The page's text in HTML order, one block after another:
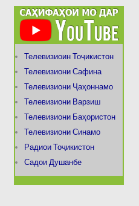
Телевизиоин Тоҷикистон
Телевизиони Сафина
Телевизиони Ҷаҳоннамо
Телевизиони Варзиш
Телевизиони Баҳористон
Телевизиони Синамо
Радиои Тоҷикистон
Садои Душанбе